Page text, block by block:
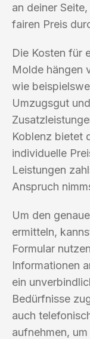
an deiner
fairen Preis
Die Kosten für
Molde hängen
wie
Umzugsgut
Koblenz bietet
individuelle
Leistungen
Anspruch
Um den
ermitteln,
Formular
Informationen
ein
Bedürfnisse
auch
aufnehmen,